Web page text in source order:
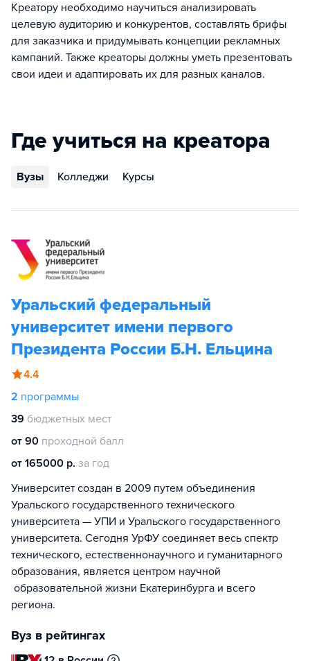
Креатору необходимо научиться анализировать
целевую аудиторию и конкурентов, составлять брифы
для заказчика и придумывать концепции рекламных
кампаний. Также креаторы должны уметь презентовать
свои идеи и адаптировать их для разных каналов.
Где учиться на креатора
Вузы Колледжи Курсы
Уральский федеральный
университет имени первого
Президента России Б.Н. Ельцина
4.4
2 программы
39 бюджетных мест
от 90 проходной балл
от 165000 р. за год
Университет создан в 2009 путем объединения
Уральского государственного технического
университета — УПИ и Уральского государственного
университета. Сегодня УрФУ соединяет весь спектр
технического, естественнонаучного и гуманитарного
образования, является центром научной
образовательной жизни Екатеринбурга и всего
региона.
Вуз в рейтингах